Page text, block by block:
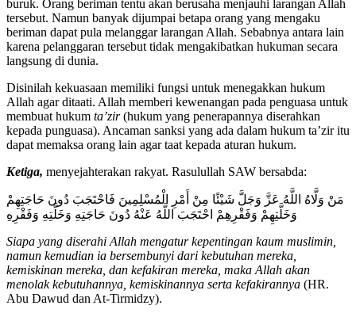
buruk. Orang beriman tentu akan berusaha menjauhi larangan Allah
tersebut. Namun banyak dijumpai betapa orang yang mengaku
beriman dapat pula melanggar larangan Allah. Sebabnya antara lain
karena pelanggaran tersebut tidak mengakibatkan hukuman secara
langsung di dunia.
Disinilah kekuasaan memiliki fungsi untuk menegakkan hukum
Allah agar ditaati. Allah memberi kewenangan pada penguasa untuk
membuat hukum ta’zir(hukum yang penerapannya diserahkan
kepada punguasa). Ancaman sanksi yang ada dalam hukum ta’zir itu
dapat memaksa orang lain agar taat kepada aturan hukum.
Ketiga, menyejahterakan rakyat. Rasulullah SAW bersabda:
مَنْ وَلَّاهُ اللَّهُ عَزَّ وَجَلَّ شَيْئًا مِنْ أَمْرِ الْمُسْلِمِينَ فَاحْتَجَبَ دُونَ حَاجَتِهِمْ
وَخَلَّتِهِمْ وَفَقْرِهِمْ احْتَجَبَ اللَّهُ عَنْهُ دُونَ حَاجَتِهِ وَخَلَّتِهِ وَفَقْرِهِ
Siapa yang diserahi Allah mengatur kepentingan kaum muslimin,
namun kemudian ia bersembunyi dari kebutuhan mereka,
kemiskinan mereka, dan kefakiran mereka , maka Allah akan
menolakkebutuhannya, kemiskinannya serta kefakirannya (HR.
Abu Dawud dan At-Tirmidzy).